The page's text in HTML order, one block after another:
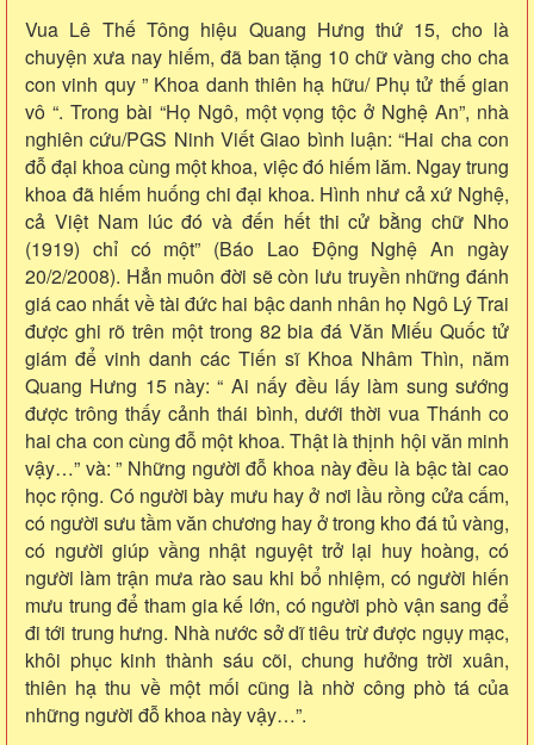
Vua Lê Thế Tông hiệu Quang Hưng thứ 15, cho là
chuyện xưa nay hiếm, đã ban tặng 10 chữ vàng cho cha
con vinh quy ” Khoa danh thiên hạ hữu/ Phụ tử thế gian
vô “. Trong bài “Họ Ngô, một vọng tộc ở Nghệ An”, nhà
nghiên cứu/PGS Ninh Viết Giao bình luận: “Hai cha con
đỗ đại khoa cùng một khoa, việc đó hiếm lăm. Ngay trung
khoa đã hiếm huống chi đại khoa. Hình như cả xứ Nghệ,
cả Việt Nam lúc đó và đến hết thi cử bằng chữ Nho
(1919) chỉ có một” (Báo Lao Động Nghệ An ngày
20/2/2008). Hẳn muôn đời sẽ còn lưu truyền những đánh
giá cao nhất về tài đức hai bậc danh nhân họ Ngô Lý Trai
được ghi rõ trên một trong 82 bia đá Văn Miếu Quốc tử
giám để vinh danh các Tiến sĩ Khoa Nhâm Thìn, năm
Quang Hưng 15 này: “ Ai nấy đều lấy làm sung sướng
được trông thấy cảnh thái bình, dưới thời vua Thánh co
hai cha con cùng đỗ một khoa. Thật là thịnh hội văn minh
vậy…” và: ” Những người đỗ khoa này đều là bậc tài cao
học rộng. Có người bày mưu hay ở nơi lầu rồng cửa cấm,
có người sưu tầm văn chương hay ở trong kho đá tủ vàng,
có người giúp vầng nhật nguyệt trở lại huy hoàng, có
người làm trận mưa rào sau khi bổ nhiệm, có người hiến
mưu trung để tham gia kế lớn, có người phò vận sang để
đi tới trung hưng. Nhà nước sở dĩ tiêu trừ được ngụy mạc,
khôi phục kinh thành sáu cõi, chung hưởng trời xuân,
thiên hạ thu về một mối cũng là nhờ công phò tá của
những người đỗ khoa này vậy…”.